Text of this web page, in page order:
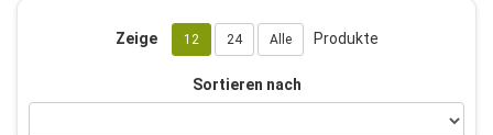
Zeige 12 24 Alle Produkte
Sortieren nach